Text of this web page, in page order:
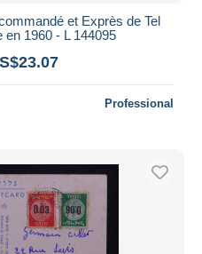
et Exprès de Tel
1960 - L 144095
Professional